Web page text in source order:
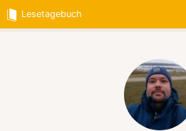
Lesetagebuch